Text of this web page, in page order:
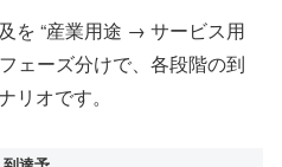
を “産業用途 → サービス用
ェーズ分けで、各段階の到
リオです。